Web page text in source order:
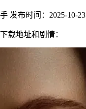
发布时间：2025-10-23
载地址和剧情：